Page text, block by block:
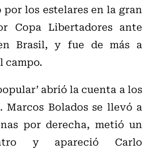
por los estelares en la gran
Copa Libertadores ante
Brasil, y fue de más a
campo.
abrió la cuenta a los
Marcos Bolados se llevó a
por derecha, metió un
y apareció Carlo